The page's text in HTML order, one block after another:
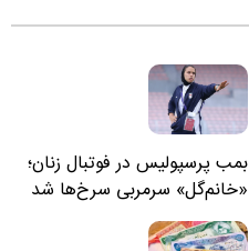
بمب پرسپولیس در فوتبال زنان؛
«خانم‌گل» سرمربی سرخ‌ها شد